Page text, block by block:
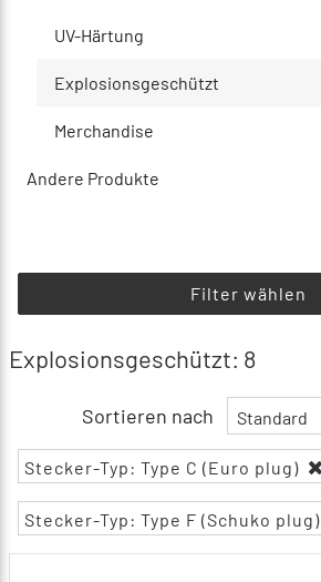
UV-Härtung
Explosionsgeschützt
Merchandise
Andere Produkte
Filter wählen
Explosionsgeschützt: 8
Sortieren nach Standard
Stecker-Typ: Type C (Euro plug)
Stecker-Typ: Type F (Schuko plug)